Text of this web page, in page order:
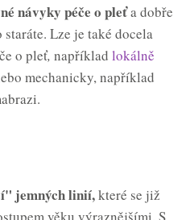
návyky péče o pleťa dobře
staráte. Lze je také docela
o pleť, například lokálně
mechanicky, například
jemnýchlinií,které se již
věku výraznějšími. S